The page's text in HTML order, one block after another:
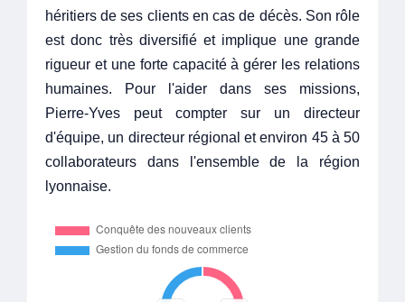
héritiers de ses clients en cas de décès. Son rôle
est donc très diversifié et implique une grande
rigueur et une forte capacité à gérer les relations
humaines. Pour l'aider dans ses missions,
Pierre-Yves peut compter sur un directeur
d'équipe, un directeur régional et environ 45 à 50
collaborateurs dans l'ensemble de la région
lyonnaise.